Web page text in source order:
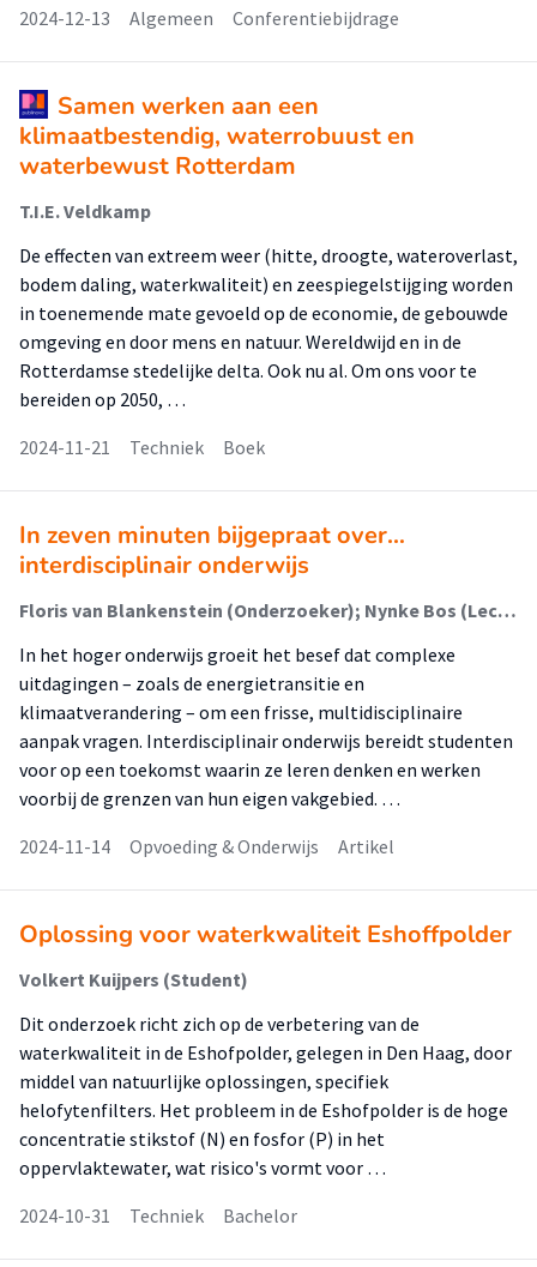
2024-12-13
Algemeen Conferentiebijdrage
Samen werken aan een
klimaatbestendig, waterrobuust en
waterbewust Rotterdam
T.I.E. Veldkamp
De effecten van extreem weer (hitte, droogte, wateroverlast,
bodem daling, waterkwaliteit) en zeespiegelstijging worden
in toenemende mate gevoeld op de economie, de gebouwde
omgeving en door mens en natuur. Wereldwijd en in de
Rotterdamse stedelijke delta. Ook nu al. Om ons voor te
bereiden op 2050, …
2024-11-21
Techniek Boek
In zeven minuten bijgepraat over…
interdisciplinair onderwijs
Floris van Blankenstein (Onderzoeker); Nynke Bos (Lector)
In het hoger onderwijs groeit het besef dat complexe
uitdagingen – zoals de energietransitie en
klimaatverandering – om een frisse, multidisciplinaire
aanpak vragen. Interdisciplinair onderwijs bereidt studenten
voor op een toekomst waarin ze leren denken en werken
voorbij de grenzen van hun eigen vakgebied. …
2024-11-14
Opvoeding & Onderwijs Artikel
Oplossing voor waterkwaliteit Eshoffpolder
Volkert Kuijpers (Student)
Dit onderzoek richt zich op de verbetering van de
waterkwaliteit in de Eshofpolder, gelegen in Den Haag, door
middel van natuurlijke oplossingen, specifiek
helofytenfilters. Het probleem in de Eshofpolder is de hoge
concentratie stikstof (N) en fosfor (P) in het
oppervlaktewater, wat risico's vormt voor …
2024-10-31
Techniek Bachelor